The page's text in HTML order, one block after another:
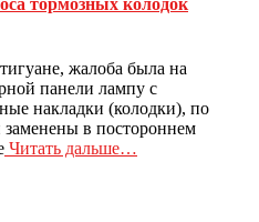
тормозных колодок
жалоба была на
панели лампу с
накладки (колодки), по
в постороннем
Читать дальше…